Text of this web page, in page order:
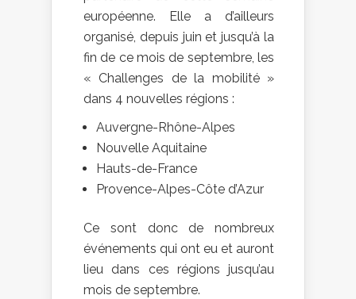
européenne. Elle a d’ailleurs
organisé, depuis juin et jusqu’à la
fin de ce mois de septembre, les
« Challenges de la mobilité »
dans 4 nouvelles régions :
Auvergne-Rhône-Alpes
Nouvelle Aquitaine
Hauts-de-France
Provence-Alpes-Côte d’Azur
Ce sont donc de nombreux
événements qui ont eu et auront
lieu dans ces régions jusqu’au
mois de septembre.